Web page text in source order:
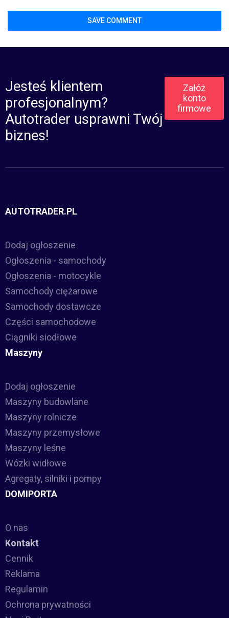
Jesteś klientem
profesjonalnym?
Autotrader usprawni Twój
biznes!
Załóż
konto
firmowe
AUTOTRADER.PL
Dodaj ogłoszenie
Ogłoszenia - samochody
Ogłoszenia - motocykle
Samochody ciężarowe
Samochody dostawcze
Części samochodowe
Ciągniki siodłowe
Maszyny
Dodaj ogłoszenie
Maszyny budowlane
Maszyny rolnicze
Maszyny przemysłowe
Maszyny leśne
Wózki widłowe
Agregaty, silniki i pompy
DOMIPORTA
O nas
Kontakt
Cennik
Reklama
Regulamin
Ochrona prywatności